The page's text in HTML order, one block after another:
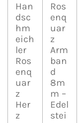
Han
dsc
hm
eich
ler
Ros
enq
uar
z
Her
z
Ros
enq
uar
z
Arm
ban
d
8m
m –
Edel
stei